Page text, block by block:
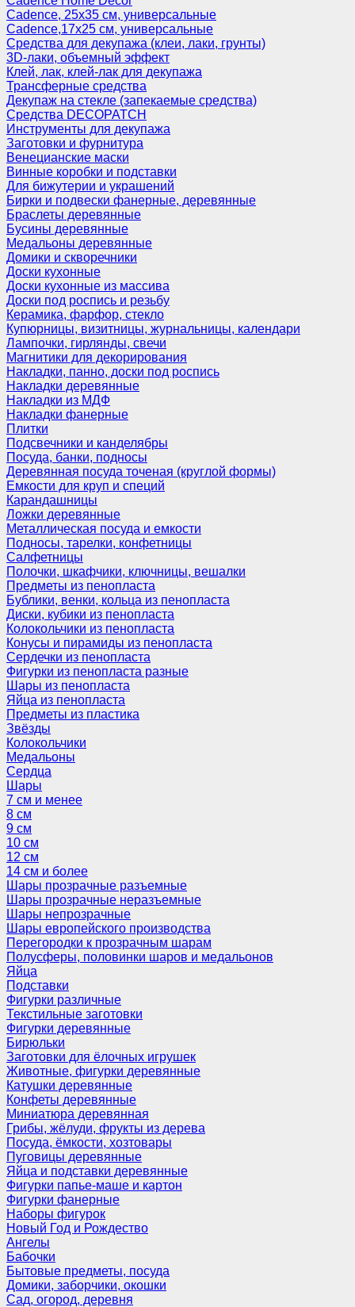
Cadence, 25х35 см, универсальные
Cadence,17х25 см, универсальные
Средства для декупажа (клеи, лаки, грунты)
3D-лаки, объемный эффект
Клей, лак, клей-лак для декупажа
Трансферные средства
Декупаж на стекле (запекаемые средства)
Средства DECOPATCH
Инструменты для декупажа
Заготовки и фурнитура
Венецианские маски
Винные коробки и подставки
Для бижутерии и украшений
Бирки и подвески фанерные, деревянные
Браслеты деревянные
Бусины деревянные
Медальоны деревянные
Домики и скворечники
Доски кухонные
Доски кухонные из массива
Доски под роспись и резьбу
Керамика, фарфор, стекло
Купюрницы, визитницы, журнальницы, календари
Лампочки, гирлянды, свечи
Магнитики для декорирования
Накладки, панно, доски под роспись
Накладки деревянные
Накладки из МДФ
Накладки фанерные
Плитки
Подсвечники и канделябры
Посуда, банки, подносы
Деревянная посуда точеная (круглой формы)
Емкости для круп и специй
Карандашницы
Ложки деревянные
Металлическая посуда и емкости
Подносы, тарелки, конфетницы
Салфетницы
Полочки, шкафчики, ключницы, вешалки
Предметы из пенопласта
Бублики, венки, кольца из пенопласта
Диски, кубики из пенопласта
Колокольчики из пенопласта
Конусы и пирамиды из пенопласта
Сердечки из пенопласта
Фигурки из пенопласта разные
Шары из пенопласта
Яйца из пенопласта
Предметы из пластика
Звёзды
Колокольчики
Медальоны
Сердца
Шары
7 см и менее
8 см
9 см
10 см
12 см
14 см и более
Шары прозрачные разъемные
Шары прозрачные неразъемные
Шары непрозрачные
Шары европейского производства
Перегородки к прозрачным шарам
Полусферы, половинки шаров и медальонов
Яйца
Подставки
Фигурки различные
Текстильные заготовки
Фигурки деревянные
Бирюльки
Заготовки для ёлочных игрушек
Животные, фигурки деревянные
Катушки деревянные
Конфеты деревянные
Миниатюра деревянная
Грибы, жёлуди, фрукты из дерева
Посуда, ёмкости, хозтовары
Пуговицы деревянные
Яйца и подставки деревянные
Фигурки папье-маше и картон
Фигурки фанерные
Наборы фигурок
Новый Год и Рождество
Ангелы
Бабочки
Бытовые предметы, посуда
Домики, заборчики, окошки
Сад, огород, деревня